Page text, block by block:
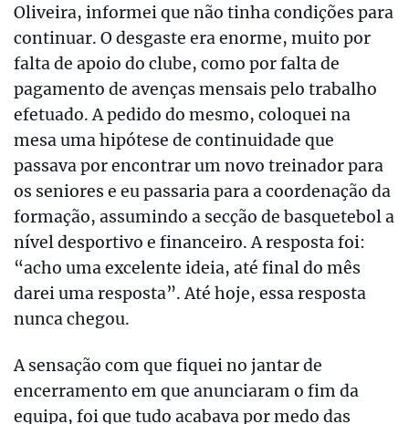
Oliveira, informei que não tinha condições para
continuar. O desgaste era enorme, muito por
falta de apoio do clube, como por falta de
pagamento de avenças mensais pelo trabalho
efetuado. A pedido do mesmo, coloquei na
mesa uma hipótese de continuidade que
passava por encontrar um novo treinador para
os seniores e eu passaria para a coordenação da
formação, assumindo a secção de basquetebol a
nível desportivo e financeiro. A resposta foi:
“acho uma excelente ideia, até final do mês
darei uma resposta”. Até hoje, essa resposta
nunca chegou.
A sensação com que fiquei no jantar de
encerramento em que anunciaram o fim da
equipa, foi que tudo acabava por medo das